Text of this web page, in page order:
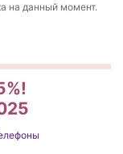
на данный момент.